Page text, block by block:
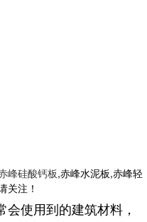
峰硅酸钙板,赤峰水泥板,赤峰轻
关注！
会使用到的建筑材料，